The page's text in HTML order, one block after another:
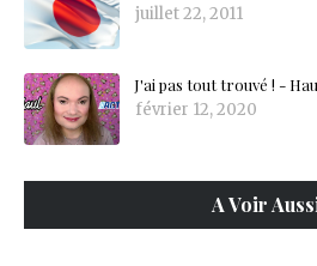
juillet 22, 2011
J'ai pas tout trouvé ! -
février 12, 2020
A Voir